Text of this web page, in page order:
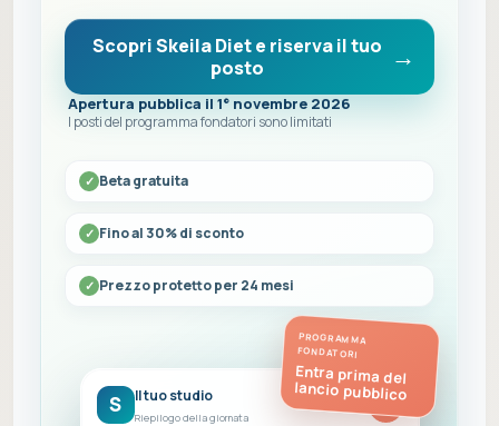
Scopri Skeila Diet e riserva il tuo
posto
Apertura pubblica il 1° novembre 2026
I posti del programma fondatori sono limitati
Beta gratuita
Fino al 30% di sconto
Prezzo protetto per 24 mesi
PROGRAMMA
FONDATORI
Entra prima del
lancio pubblico
S Il tuo studio
Riepilogo della giornata
FC